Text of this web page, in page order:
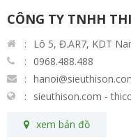
CÔNG TY TNHH
Lô 5, Đ.AR7, KDT
0968.488.488
sieuthison.com -
xem bản đồ